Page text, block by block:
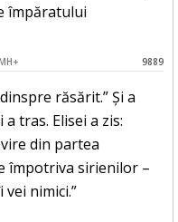
împăratului
9889
răsărit.” Și a
a tras. Elisei a zis:
din partea
împotriva sirienilor –
nimici.”